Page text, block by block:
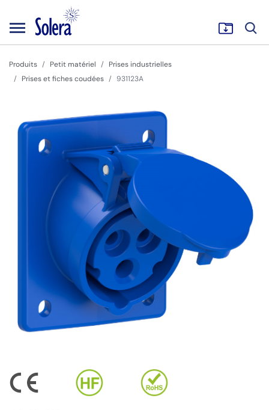
Produits Petit matériel
Prises industrielles
Prises et fiches coudées
931123A